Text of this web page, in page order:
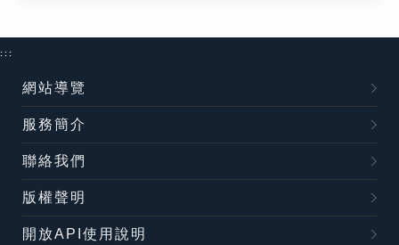
:::
網站導覽
服務簡介
聯絡我們
版權聲明
開放API使用說明